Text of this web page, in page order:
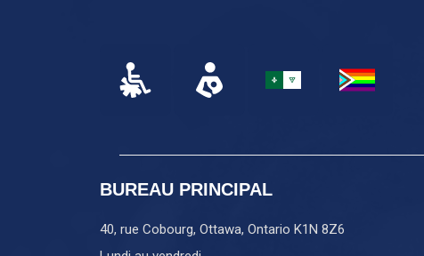
BUREAU PRINCIPAL
40, rue Cobourg, Ottawa, Ontario K1N 8Z6